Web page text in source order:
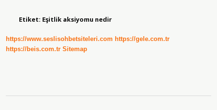
Etiket: Eşitlik aksiyomu nedir
https://www.seslisohbetsiteleri.com https://gele.com.tr
https://beis.com.tr Sitemap